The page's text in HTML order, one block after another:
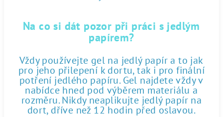
Na co si dát pozor při práci s jedlým
papírem?
Vždy používejte gel na jedlý papír a to jak
pro jeho přilepení k dortu, tak i pro finální
potření jedlého papíru. Gel najdete vždy v
nabídce hned pod výběrem materiálu a
rozměru. Nikdy neaplikujte jedlý papír na
dort, dříve než 12 hodin před oslavou.